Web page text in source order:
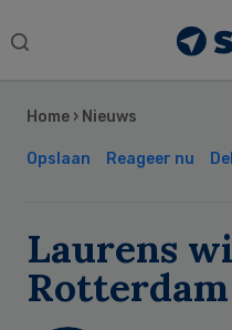
Search
Home › Nieuws
Opslaan Reageer nu
Laurens
Sidebar